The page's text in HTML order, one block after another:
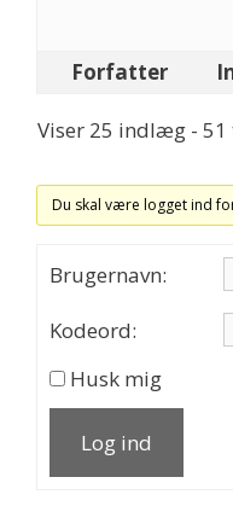
Forfatter
Viser 25 indlæg -
Du skal være logget ind
Brugernavn:
Kodeord:
Husk mig
Log ind